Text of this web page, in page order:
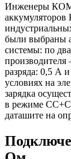
Инженеры
аккумуляторов
были выбраны
системы: по
производителя
разряда: 0,5 А
условиях на
зарядка
в режиме
даташите на